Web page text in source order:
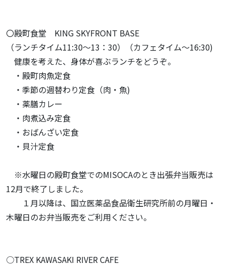
〇殿町食堂 KING SKYFRONT BASE
（ランチタイム11:30～13：30）（カフェタイム～16:30)
健康を考えた、身体が喜ぶランチをどうぞ。
・殿町肉魚定食
・季節の週替わり定食（肉・魚)
・薬膳カレー
・肉煮込み定食
・おばんざい定食
・貝汁定食
※水曜日の殿町食堂でのMISOCAのとき出張弁当販売は
12月で終了しました。
１月以降は、国立医薬品食品衛生研究所前の月曜日・
木曜日のお弁当販売をご利用ください。
○TREX KAWASAKI RIVER CAFE